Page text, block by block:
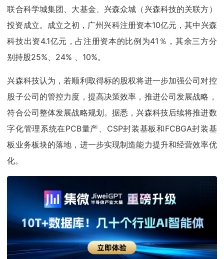
联合科学城集团、大基金、兴森众城（兴森科技的关联方）
投资成立。成立之初，广州兴科注册资本10亿元，其中兴森
科技出资4.1亿元，占注册资本的比例为41％，其余三方分
别持股25%、24% 、10%。
兴森科技认为，若顺利取得标的股权将进一步加强公司对控
股子公司的管控力度，提高决策效率，推进公司发展战略，
符合公司整体发展战略规划。据悉，兴森科技后续将推进数
字化管理系统在PCB量产、CSP封装基板和FCBGA封装基
板业务板块的落地，进一步实现制造能力提升和经营效率优
化。